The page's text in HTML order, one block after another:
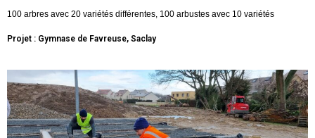
100 arbres avec 20 variétés différentes, 100 arbustes avec 10 variétés
Projet : Gymnase de Favreuse, Saclay